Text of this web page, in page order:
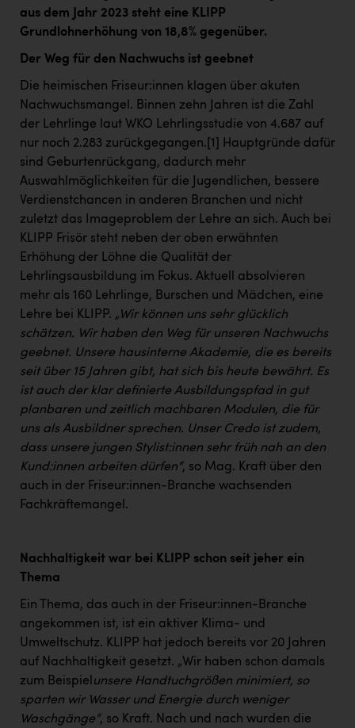
aus dem Jahr 2023 steht eine KLIPP
Grundlohnerhöhung von 18,8% gegenüber.
Der Weg für den Nachwuchs ist geebnet
Die heimischen Friseur:innen klagen über akuten
Nachwuchsmangel. Binnen zehn Jahren ist die Zahl
der Lehrlinge laut WKO Lehrlingsstudie von 4.687 auf
nur noch 2.283 zurückgegangen. [1]
Hauptgründe dafür
sind Geburtenrückgang, dadurch mehr
Auswahlmöglichkeiten für die Jugendlichen, bessere
Verdienstchancen in anderen Branchen und nicht
zuletzt das Imageproblem der Lehre an sich. Auch bei
KLIPP Frisör steht neben der oben erwähnten
Erhöhung der Löhne die Qualität der
Lehrlingsausbildung im Fokus. Aktuell absolvieren
mehr als 160 Lehrlinge, Burschen und Mädchen, eine
Lehre bei KLIPP. „Wir können uns sehr glücklich
schätzen. Wir haben den Weg für unseren Nachwuchs
geebnet. Unsere hausinterne Akademie, die es bereits
seit über 15 Jahren gibt, hat sich bis heute bewährt. Es
ist auch der klar definierte Ausbildungspfad in gut
planbaren und zeitlich machbaren Modulen, die für
uns als Ausbildner sprechen. Unser Credo ist zudem,
dass unsere jungen Stylist:innen sehr früh nah an den
Kund:innen arbeiten dürfen“, so Mag. Kraft über den
auch in der Friseur:innen-Branche wachsenden
Fachkräftemangel.
Nachhaltigkeit war bei KLIPP schon seit jeher ein
Thema
Ein Thema, das auch in der Friseur:innen-Branche
angekommen ist, ist ein aktiver Klima- und
Umweltschutz. KLIPP hat jedoch bereits vor 20 Jahren
auf Nachhaltigkeit gesetzt. „Wir haben schon damals
zum Beispielunsere Handtuchgrößen minimiert, so
sparten wir Wasser und Energie durch weniger
Waschgänge“, so Kraft. Nach und nach wurden die